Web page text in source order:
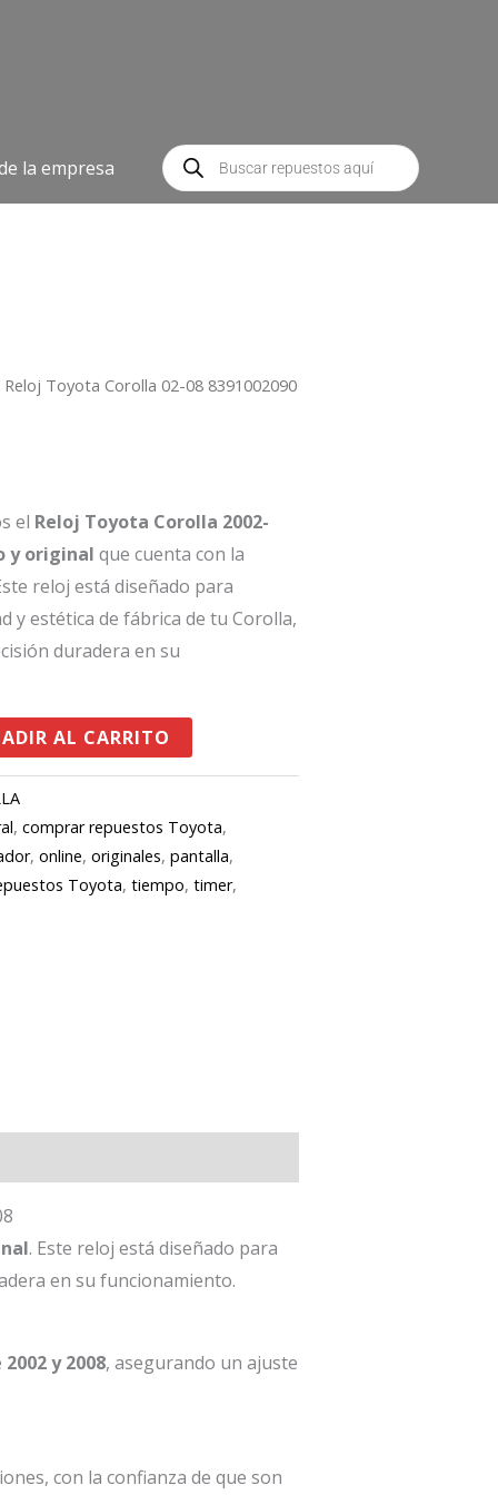
la empresa
Búsqueda
de
productos
Reloj Toyota Corolla 02-08 8391002090
el Reloj Toyota Corolla 2002-
y original que cuenta con la
reloj está diseñado para
y estética de fábrica de tu Corolla,
duradera en su
AL CARRITO
,comprar repuestos Toyota,
,online,originales,pantalla,
Toyota,tiempo,timer,
. Este reloj está diseñado para
en su funcionamiento.
2002 y 2008, asegurando un ajuste
con la confianza de que son